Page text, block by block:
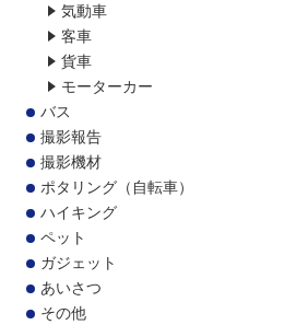
気動車
客車
貨車
モーターカー
バス
撮影報告
撮影機材
ポタリング（自転車）
ハイキング
ペット
ガジェット
あいさつ
その他